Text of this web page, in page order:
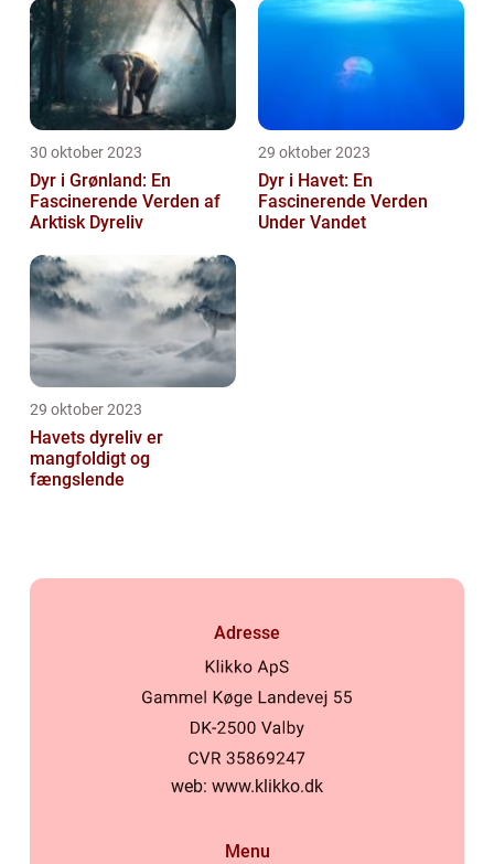
30 oktober 2023
Dyr i Grønland: En
Fascinerende Verden af
Arktisk Dyreliv
29 oktober 2023
Dyr i Havet: En
Fascinerende Verden
Under Vandet
29 oktober 2023
Havets dyreliv er
mangfoldigt og
fængslende
Adresse
web: www.klikko.dk
Menu